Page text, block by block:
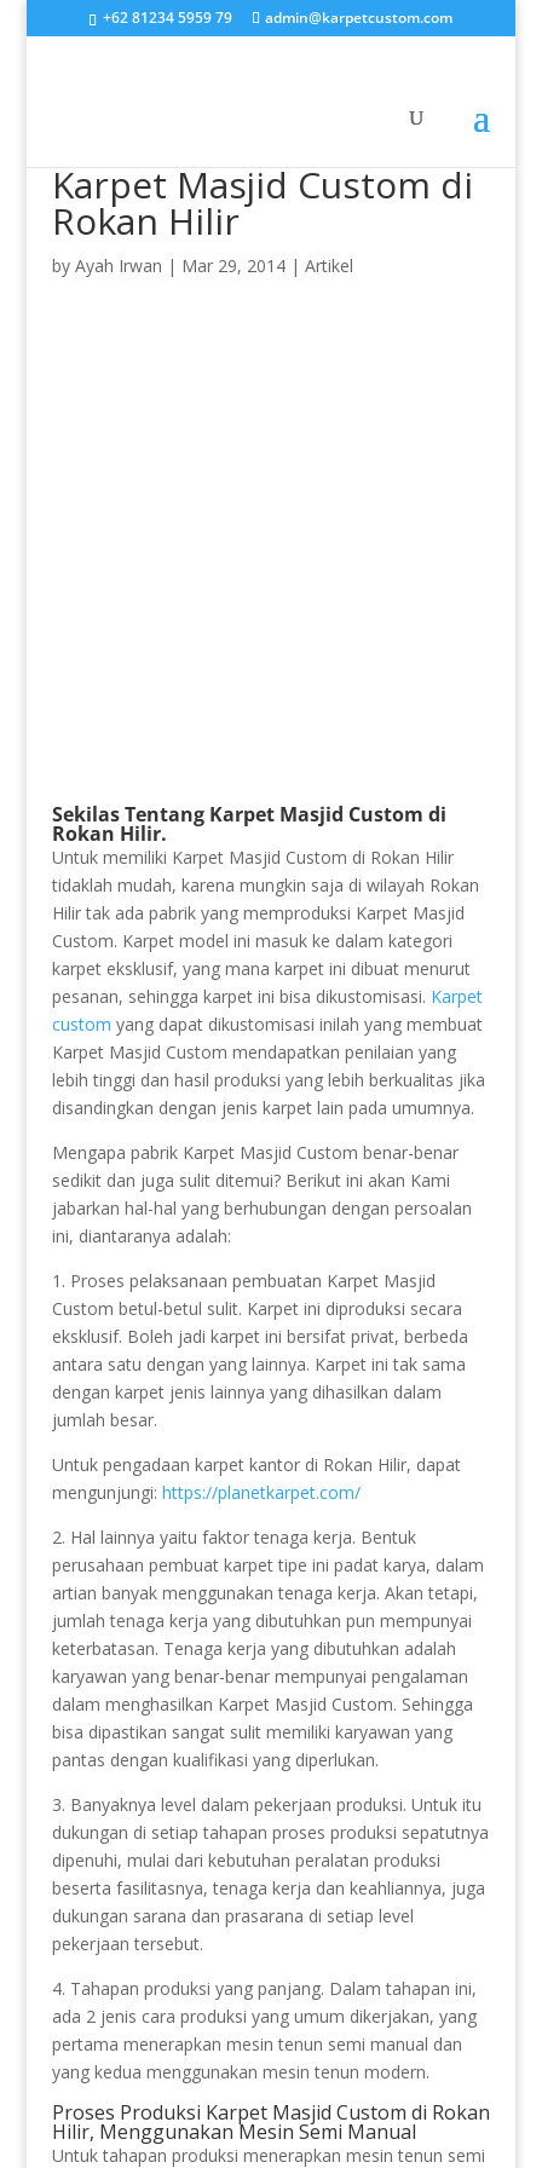
+62 81234 5959 79 admin@karpetcustom.com
Karpet Masjid Custom di
Rokan Hilir
by Ayah Irwan | Mar 29, 2014| Artikel
Sekilas Tentang Karpet Masjid Custom di
Rokan Hilir.
Untuk memiliki Karpet Masjid Custom di Rokan Hilir
tidaklah mudah, karena mungkin saja di wilayah Rokan
Hilir tak ada pabrik yang memproduksi Karpet Masjid
Custom. Karpet model ini masuk ke dalam kategori
karpet eksklusif, yang mana karpet ini dibuat menurut
pesanan, sehingga karpet ini bisa dikustomisasi. Karpet
custom yang dapat dikustomisasi inilah yang membuat
Karpet Masjid Custom mendapatkan penilaian yang
lebih tinggi dan hasil produksi yang lebih berkualitas jika
disandingkan dengan jenis karpet lain pada umumnya.
Mengapa pabrik Karpet Masjid Custom benar-benar
sedikit dan juga sulit ditemui? Berikut ini akan Kami
jabarkan hal-hal yang berhubungan dengan persoalan
ini, diantaranya adalah:
1. Proses pelaksanaan pembuatan Karpet Masjid
Custom betul-betul sulit. Karpet ini diproduksi secara
eksklusif. Boleh jadi karpet ini bersifat privat, berbeda
antara satu dengan yang lainnya. Karpet ini tak sama
dengan karpet jenis lainnya yang dihasilkan dalam
jumlah besar.
Untuk pengadaan karpet kantor di Rokan Hilir, dapat
mengunjungi: https://planetkarpet.com/
2. Hal lainnya yaitu faktor tenaga kerja. Bentuk
perusahaan pembuat karpet tipe ini padat karya, dalam
artian banyak menggunakan tenaga kerja. Akan tetapi,
jumlah tenaga kerja yang dibutuhkan pun mempunyai
keterbatasan. Tenaga kerja yang dibutuhkan adalah
karyawan yang benar-benar mempunyai pengalaman
dalam menghasilkan Karpet Masjid Custom. Sehingga
bisa dipastikan sangat sulit memiliki karyawan yang
pantas dengan kualifikasi yang diperlukan.
3. Banyaknya level dalam pekerjaan produksi. Untuk itu
dukungan di setiap tahapan proses produksi sepatutnya
dipenuhi, mulai dari kebutuhan peralatan produksi
beserta fasilitasnya, tenaga kerja dan keahliannya, juga
dukungan sarana dan prasarana di setiap level
pekerjaan tersebut.
4. Tahapan produksi yang panjang. Dalam tahapan ini,
ada 2 jenis cara produksi yang umum dikerjakan, yang
pertama menerapkan mesin tenun semi manual dan
yang kedua menggunakan mesin tenun modern.
Proses Produksi Karpet Masjid Custom di Rokan
Hilir, Menggunakan Mesin Semi Manual
Untuk tahapan produksi menerapkan mesin tenun semi